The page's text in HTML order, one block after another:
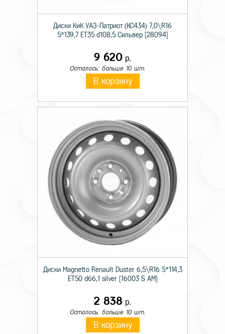
Диски КиК УАЗ-Патриот (КС434) 7,0\R16
5*139,7 ET35 d108,5 Сильвер [28094]
9 620 р.
Осталось: больше 10 шт.
В корзину
Диски Magnetto Renault Duster 6,5\R16 5*114,3
ET50 d66,1 silver [16003 S AM]
2 838 р.
Осталось: больше 10 шт.
В корзину